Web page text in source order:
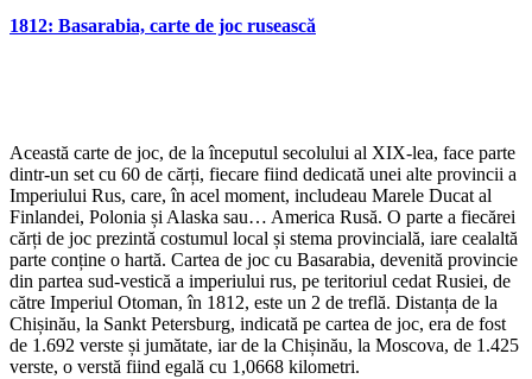
1812: Basarabia, carte de joc rusească
Această carte de joc, de la începutul secolului al XIX-lea, face parte
dintr-un set cu 60 de cărți, fiecare fiind dedicată unei alte provincii a
Imperiului Rus, care, în acel moment, includeau Marele Ducat al
Finlandei, Polonia și Alaska sau… America Rusă. O parte a fiecărei
cărți de joc prezintă costumul local și stema provincială, iare cealaltă
parte conține o hartă. Cartea de joc cu Basarabia, devenită provincie
din partea sud-vestică a imperiului rus, pe teritoriul cedat Rusiei, de
către Imperiul Otoman, în 1812, este un 2 de treflă. Distanța de la
Chișinău, la Sankt Petersburg, indicată pe cartea de joc, era de fost
de 1.692 verste și jumătate, iar de la Chișinău, la Moscova, de 1.425
verste, o verstă fiind egală cu 1,0668 kilometri.